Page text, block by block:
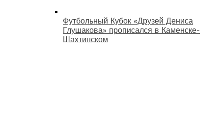
Футбольный Кубок «Друзей Дениса
Глушакова» прописался в Каменске-
Шахтинском